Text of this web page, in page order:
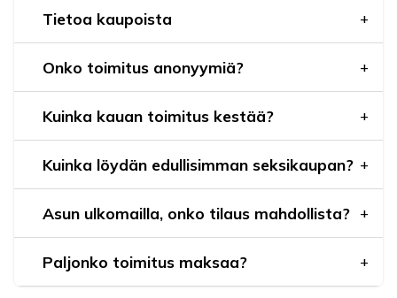
Tietoa kaupoista
Onko toimitus anonyymiä?
Kuinka kauan toimitus kestää?
Kuinka löydän edullisimman seksikaupan?
Asun ulkomailla, onko tilaus mahdollista?
Paljonko toimitus maksaa?